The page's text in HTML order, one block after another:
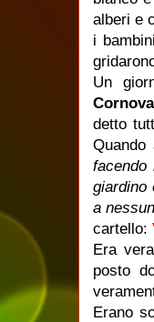
alberi e
i
Un
detto
facendo
giardino
a
cartello:
Era
posto
Erano